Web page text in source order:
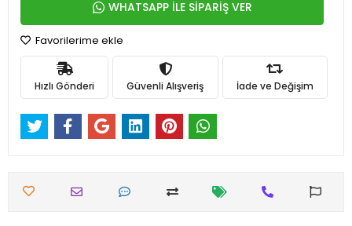
WHATSAPP İLE SİPARİŞ VER
Favorilerime ekle
Hızlı Gönderi Güvenli Alışveriş İade ve Değişim